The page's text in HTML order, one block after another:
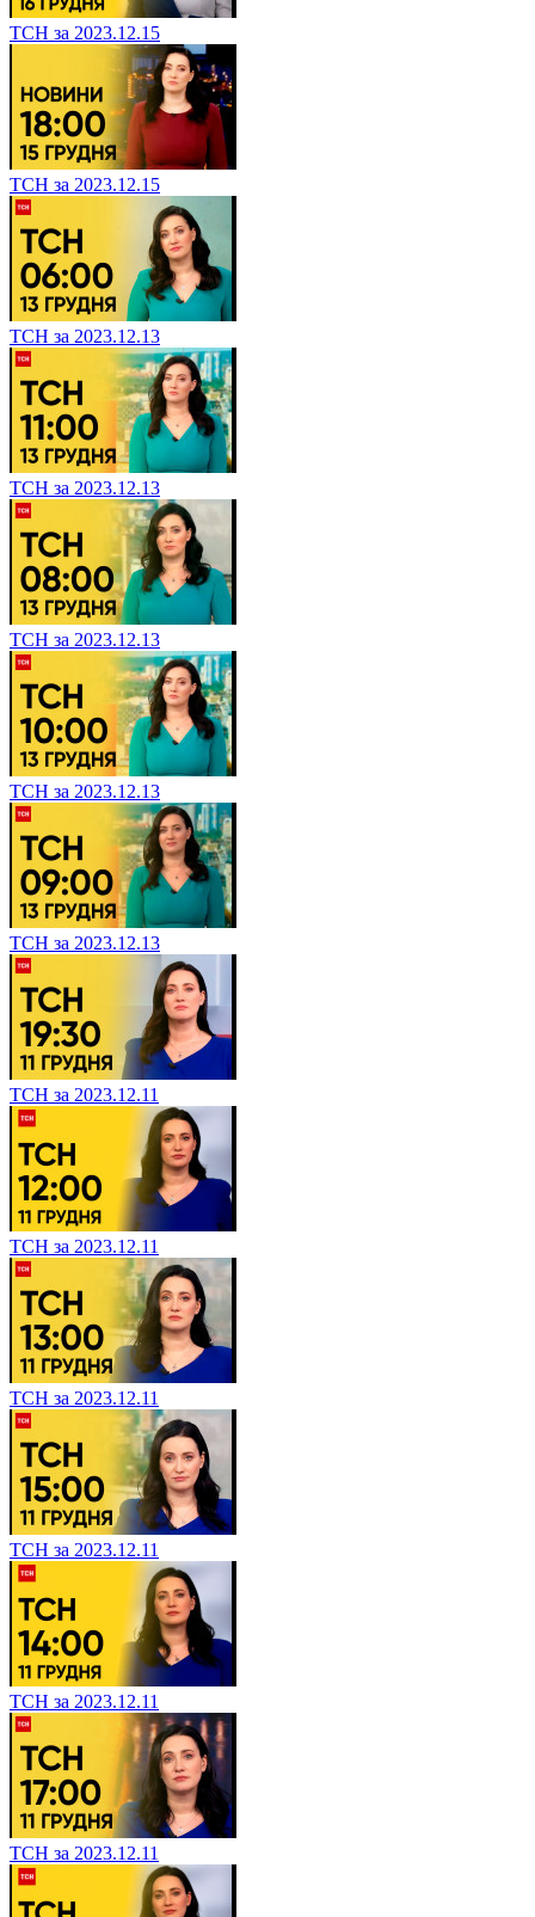
ТСН за 2023.12.15
ТСН за 2023.12.15
ТСН за 2023.12.13
ТСН за 2023.12.13
ТСН за 2023.12.13
ТСН за 2023.12.13
ТСН за 2023.12.13
ТСН за 2023.12.11
ТСН за 2023.12.11
ТСН за 2023.12.11
ТСН за 2023.12.11
ТСН за 2023.12.11
ТСН за 2023.12.11